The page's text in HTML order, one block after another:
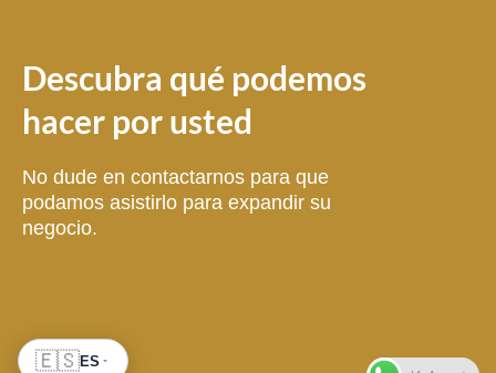
Descubra qué podemos
hacer por usted
No dude en contactarnos para que
podamos asistirlo para expandir su
negocio.
🇪🇸ES